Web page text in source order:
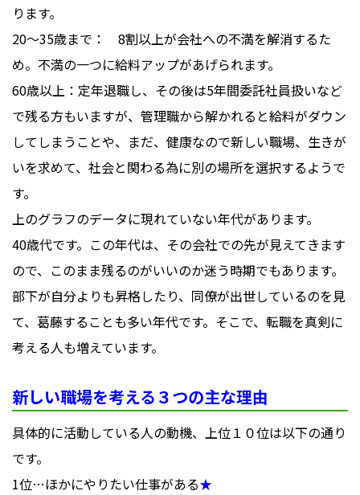
ります。
20～35歳まで： 8割以上が会社への不満を解消するた
め。不満の一つに給料アップがあげられます。
60歳以上：定年退職し、その後は5年間委託社員扱いなど
で残る方もいますが、管理職から解かれると給料がダウン
してしまうことや、まだ、健康なので新しい職場、生きが
いを求めて、社会と関わる為に別の場所を選択するようで
す。
上のグラフのデータに現れていない年代があります。
40歳代です。この年代は、その会社での先が見えてきます
ので、このまま残るのがいいのか迷う時期でもあります。
部下が自分よりも昇格したり、同僚が出世しているのを見
て、葛藤することも多い年代です。そこで、転職を真剣に
考える人も増えています。
新しい職場を考える３つの主な理由
具体的に活動している人の動機、上位１０位は以下の通り
です。
1位…ほかにやりたい仕事がある★